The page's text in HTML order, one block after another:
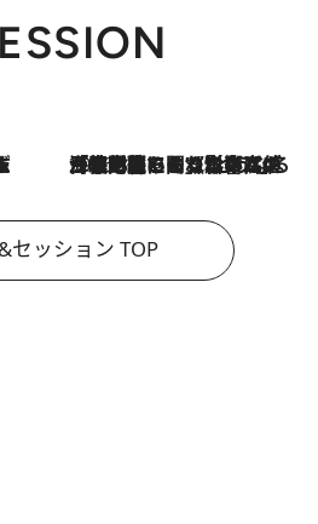
2026.8.3
「住宅建てられない…」「サーチャージ料の高値が続いている」ホルムズ海峡封鎖による影響はいつまで続く？《エネルギー専門家に聞く“どうなる日本の暮らし”》
セッション TOP